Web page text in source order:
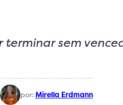
sem
por:Mirella Erdmann